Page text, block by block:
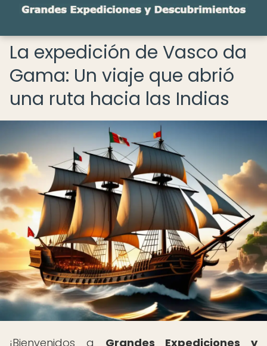
La expedición de Vasco da
Gama: Un viaje que abrió
una ruta hacia las Indias
¡Bienvenidos a Grandes Expediciones y